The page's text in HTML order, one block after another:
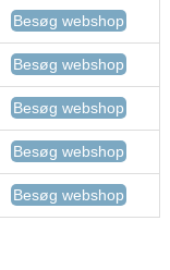
Besøg webshop
Besøg webshop
Besøg webshop
Besøg webshop
Besøg webshop